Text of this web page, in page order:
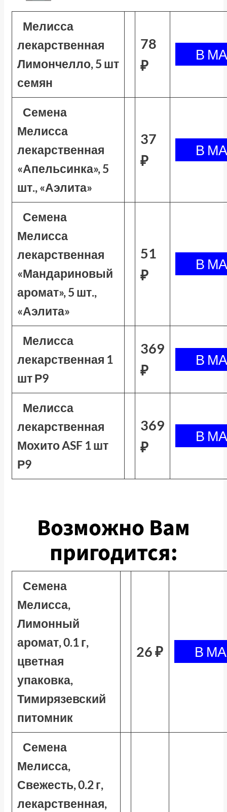
Мелисса
лекарственная
Лимончелло, 5 шт
семян
78
₽
Семена
Мелисса
лекарственная
«Апельсинка», 5
шт., «Аэлита»
37
₽
Семена
Мелисса
лекарственная
«Мандариновый
аромат», 5 шт.,
«Аэлита»
51
₽
Мелисса
лекарственная 1
шт Р9
369
₽
Мелисса
лекарственная
Мохито ASF 1 шт
Р9
369
₽
Возможно Вам
пригодится:
Семена
Мелисса,
Лимонный
аромат, 0.1 г,
цветная
упаковка,
Тимирязевский
питомник
26 ₽
Семена
Мелисса,
Свежесть, 0.2 г,
лекарственная,